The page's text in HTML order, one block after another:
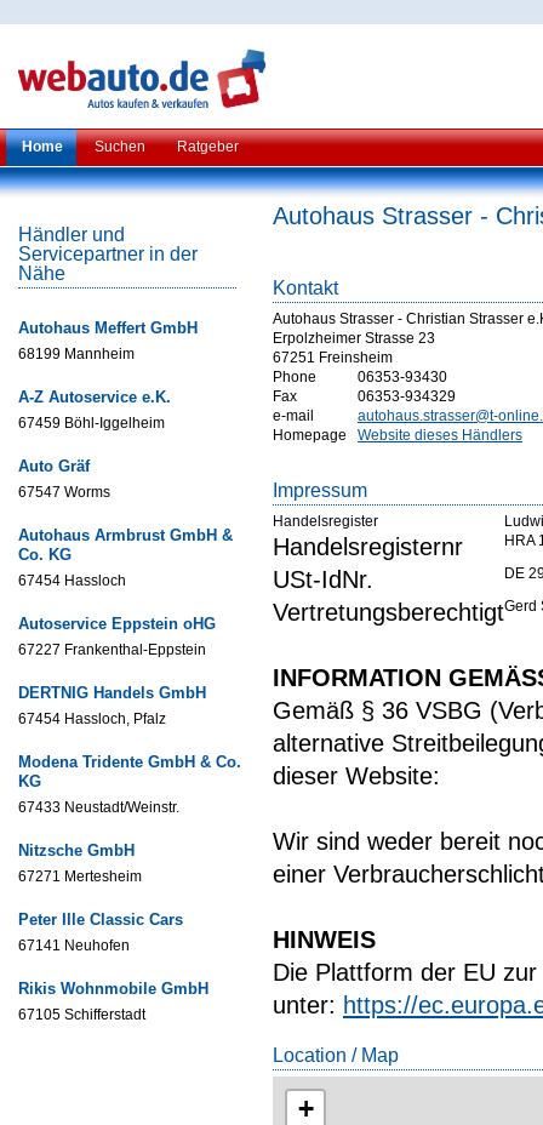
Home Suchen Ratgeber
Händler und
Servicepartner in der
Nähe
Autohaus Meffert GmbH
68199 Mannheim
A-Z Autoservice e.K.
67459 Böhl-Iggelheim
Auto Gräf
67547 Worms
Autohaus Armbrust GmbH &
Co. KG
67454 Hassloch
Autoservice Eppstein oHG
67227 Frankenthal-Eppstein
DERTNIG Handels GmbH
67454 Hassloch, Pfalz
Modena Tridente GmbH & Co.
KG
67433 Neustadt/Weinstr.
Nitzsche GmbH
67271 Mertesheim
Peter Ille Classic Cars
67141 Neuhofen
Rikis Wohnmobile GmbH
67105 Schifferstadt
Autohaus Strasser -
Kontakt
Autohaus Strasser - Christian Strasser
Erpolzheimer Strasse 23
67251 Freinsheim
Phone
06353-93430
Fax
06353-934329
e-mail
autohaus.strasser@t-
Homepage
Website dieses Händlers
Impressum
Handelsregister
Handelsregisternr HRA
USt-IdNr. DE
VertretungsberechtigtGerd
INFORMATION
Gemäß § 36 VSBG
alternative
dieser Website:
Wir sind weder bereit
einer
HINWEIS
Die Plattform der EU
unter: https://
Location / Map
+